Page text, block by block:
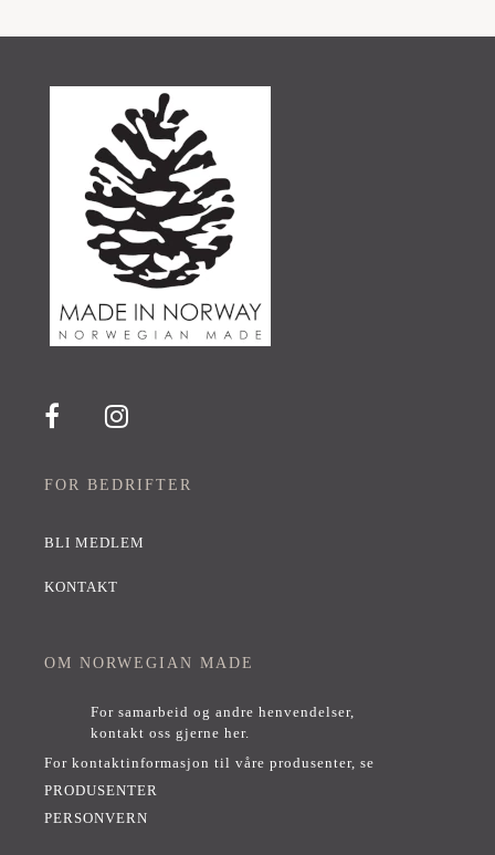
FOR BEDRIFTER
BLI MEDLEM
KONTAKT
OM NORWEGIAN MADE
For samarbeid og andre henvendelser,
kontakt oss gjerne her.
For kontaktinformasjon til våre produsenter, se
PRODUSENTER
PERSONVERN